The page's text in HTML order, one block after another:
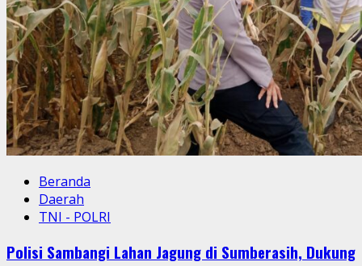
Beranda
Daerah
TNI - POLRI
Polisi Sambangi Lahan Jagung di Sumberasih, Dukung